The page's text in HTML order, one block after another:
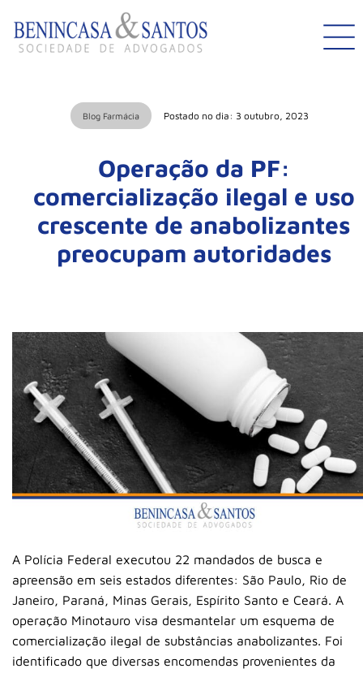
Blog Farmácia Postado no dia: 3 outubro, 2023
Operação da PF:
comercialização ilegal e uso
crescente de anabolizantes
preocupam autoridades
A Polícia Federal executou 22 mandados de busca e
apreensão em seis estados diferentes: São Paulo, Rio de
Janeiro, Paraná, Minas Gerais, Espírito Santo e Ceará. A
operação Minotauro visa desmantelar um esquema de
comercialização ilegal de substâncias anabolizantes. Foi
identificado que diversas encomendas provenientes da